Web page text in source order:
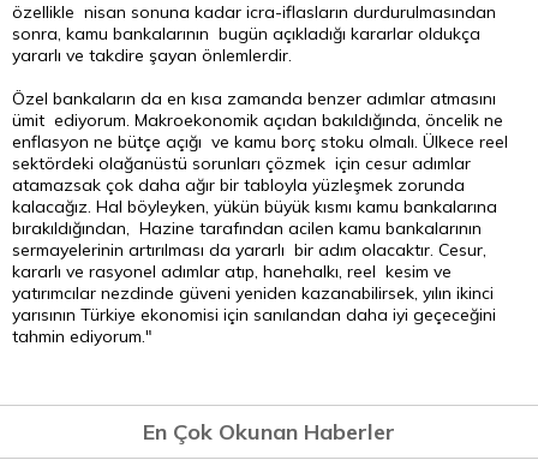
özellikle nisan sonuna kadar icra-iflasların durdurulmasından
sonra, kamu bankalarının bugün açıkladığı kararlar oldukça
yararlı ve takdire şayan önlemlerdir.
Özel bankaların da en kısa zamanda benzer adımlar atmasını
ümit ediyorum. Makroekonomik açıdan bakıldığında, öncelik ne
enflasyon ne bütçe açığı ve kamu borç stoku olmalı. Ülkece reel
sektördeki olağanüstü sorunları çözmek için cesur adımlar
atamazsak çok daha ağır bir tabloyla yüzleşmek zorunda
kalacağız. Hal böyleyken, yükün büyük kısmı kamu bankalarına
bırakıldığından, Hazine tarafından acilen kamu bankalarının
sermayelerinin artırılması da yararlı bir adım olacaktır. Cesur,
kararlı ve rasyonel adımlar atıp, hanehalkı, reel kesim ve
yatırımcılar nezdinde güveni yeniden kazanabilirsek, yılın ikinci
yarısının Türkiye ekonomisi için sanılandan daha iyi geçeceğini
tahmin ediyorum."
En Çok Okunan Haberler